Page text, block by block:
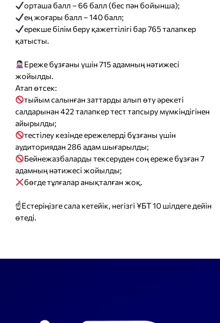
орташа балл – 66 балл (бес пән бойынша);
ең жоғары балл – 140 балл;
ерекше білім беру қажеттілігі бар 765 талапкер
қатысты.
Ереже бұзғаны үшін 715 адамның нәтижесі
жойылды.
Атап өтсек:
тыйым салынған заттарды алып өту әрекеті
салдарынан 422 талапкер тест тапсыру мүмкіндігінен
айырылды;
тестілеу кезінде ережелерді бұзғаны үшін
аудиториядан 286 адам шығарылды;
Бейнежазбаларды тексеруден соң ереже бұзған 7
адамның нәтижесі жойылды;
бөгде тұлғалар анықталған жоқ.
☝️Естеріңізге сала кетейік, негізгі ҰБТ 10 шілдеге дейін
өтеді.